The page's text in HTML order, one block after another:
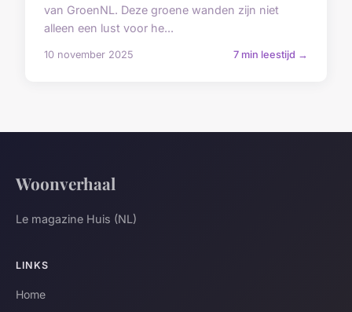
van GroenNL. Deze groene wanden zijn niet
alleen een lust voor he...
10 november 2025 7 min leestijd →
Woonverhaal
Le magazine Huis (NL)
LINKS
Home